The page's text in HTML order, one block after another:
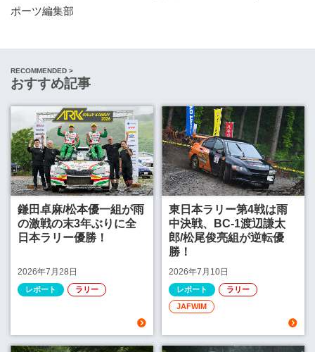
ポーツ編集部
RECOMMENDED >
おすすめ記事
鎌田卓麻/松本優一組が雨
の激戦の末3年ぶりに全
日本ラリー優勝！
2026年7月28日
レポート ラリー
東日本ラリー第4戦は雨
中決戦、BC-1渡辺謙太
郎/松尾俊亮組が逆転優
勝！
2026年7月10日
レポート
ラリー
JAFWIM